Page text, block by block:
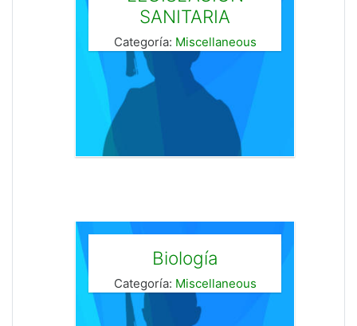
SANITARIA
Categoría: Miscellaneous
Biología
Categoría: Miscellaneous